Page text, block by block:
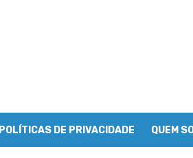
POLÍTICAS DE PRIVACIDADE QUEM